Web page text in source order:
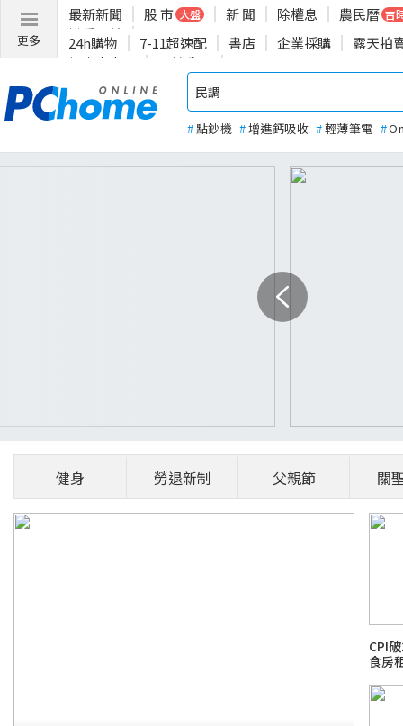
更多
最新新聞 股 市 大盤 新 聞 除權息 農民曆 吉
揪愛公益
24h購物 7-11超速配 書店 企業採購
露天拍
投資人專區
關於我們
#點鈔機 #增進鈣吸收 #輕薄筆電 #
健身 勞退新制 父親節 關
CPI
食房